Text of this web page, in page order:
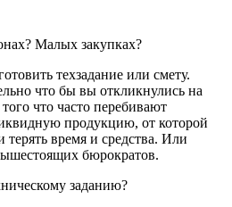
Малых закупках?
техзадание или смету.
что бы вы откликнулись на
что часто перебивают
продукцию, от которой
терять время и средства. Или
бюрократов.
заданию?